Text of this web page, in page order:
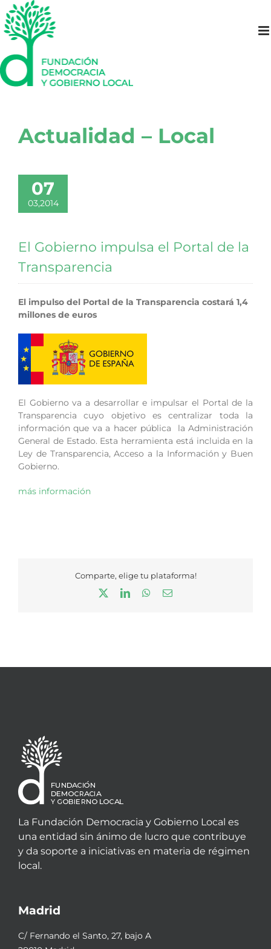
Saltar
al
contenido
Actualidad – Local
07
03,2014
El Gobierno impulsa el Portal de la
Transparencia
El impulso del Portal de la Transparencia costará 1,4
millones de euros
El Gobierno va a desarrollar e impulsar el Portal de la
Transparencia cuyo objetivo es centralizar toda la
información que va a hacer pública la Administración
General de Estado. Esta herramienta está incluida en la
Ley de Transparencia, Acceso a la Información y Buen
Gobierno.
más información
Comparte, elige tu plataforma!
LinkedInWhatsApp
Correo
La Fundación Democracia y Gobierno Local es
una entidad sin ánimo de lucro que contribuye
y da soporte a iniciativas en materia de régimen
local.
Madrid
C/ Fernando el Santo, 27, bajo A